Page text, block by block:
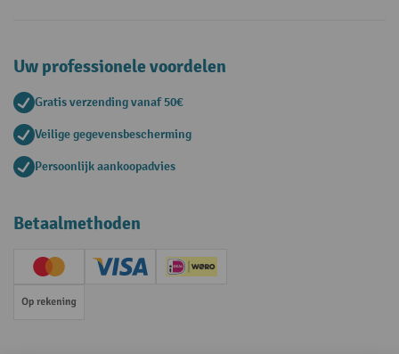
Uw professionele voordelen
Gratis verzending vanaf 50€
Veilige gegevensbescherming
Persoonlijk aankoopadvies
Betaalmethoden
Creditcard (Master)Creditcard (Visa)iDEAL | Wero
Op rekening